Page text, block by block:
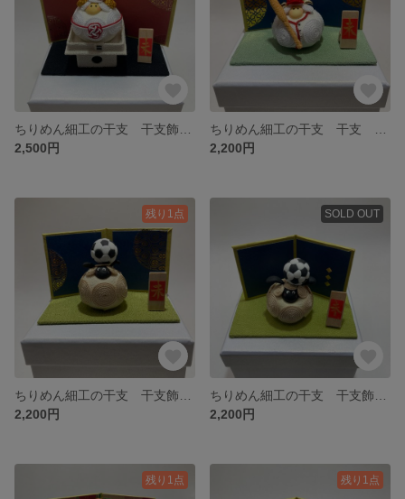
2,500円
2,200円
残り1点
2,200円
SOLD OUT
2,200円
残り1点 残り1点